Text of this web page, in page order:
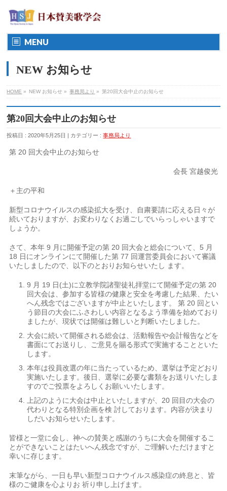
MENU
NEW お知らせ
HOME » NEW お知らせ » 事務局より » 第20回大会中止のお知らせ
第20回大会中止のお知らせ
投稿日 : 2020年5月25日 | カテゴリー :事務局より
第 20 回大会中止のお知らせ
会長 宮越俊光
＋主の平和
新型コロナウイルスの感染拡大を受け、自粛要請に応える日々が
続いておりますが、お変わりなくお過ごしでいらっしゃいますで
しょうか。
さて、本年 9 月に開催予定の第 20 回大会と総会について、5 月
18 日にオンラインにて開催した第 77 回運営委員会において審議
いたしましたので、以下のとおりお知らせいたし ます。
9 月 19 日(土)に立教学院諸聖徒礼拝堂にて開催予定の第 20
回大会は、参加する皆様の健康と安全を考慮した結果、たい
へん残念ではございますが中止といたします。 第 20 回とい
う節目の大会にふさわしい内容となるよう準備を始めており
ましたが、現状では開催は難しいと判断いたしました。
大会に続いて開催される総会は、活動報告や会計報告などを
書面にてお送りし、ご意見を賜る形式で実施することといた
します。
本年は役員改選の年に当たっているため、選挙は予定どおり
実施いたします。後日、選挙に必要な書類をお送りいたしま
すのでご投票をよろしくお願いいたします。
上記のように大会は中止といたしますが、20 回目の大会の
代わりとなる特別企画を検 討しております。内容が決まり
しだいお知らせいたします。
皆様と一堂に会し、神への賛美と感謝のうちに大会を開催するこ
とができないことはたいへん残念ですが、ご理解いただけますと
幸いに存じます。
末筆ながら、一日も早い新型コロナウイルス感染症の終息と、皆
様のご健康を心よりお 祈り申し上げます。